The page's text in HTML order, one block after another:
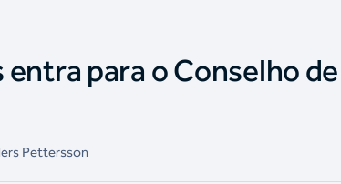
para o Conselho de
Pettersson